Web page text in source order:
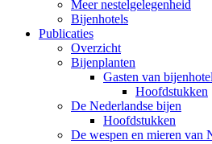
Meer nestelgelegenheid
Bijenhotels
Publicaties
Overzicht
Bijenplanten
Gasten van
Hoofdstukken
De Nederlandse bijen
Hoofdstukken
De wespen en mieren van